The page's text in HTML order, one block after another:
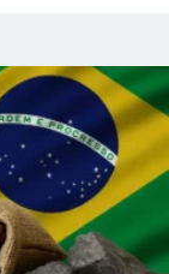
(14.jul.2026)
da
gradual de